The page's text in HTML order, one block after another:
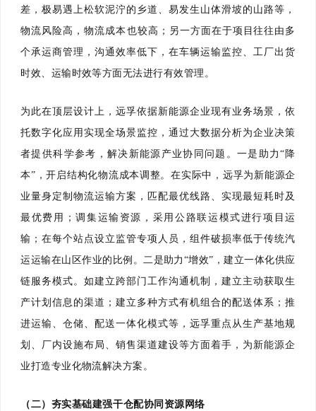
差，极易遇上松软泥泞的乡道、易发生山体滑坡的山路等，
物流风险高，物流成本也较高； 另一方面在于项目往往由多
个承运商管理，沟通效率低下，在车辆运输监控、工厂出货
时效、运输时效等方面无法进行有效管理。
为此在顶层设计上，远孚依据新能源企业现有业务场景，依
托数字化应用实现全场景监控，通过大数据分析为企业决策
者提供科学参考，解决新能源产业协同问题。一是助力“降
本”，开启结构化物流成本调整。在实际中，远孚为新能源企
业量身定制物流运输方案，匹配最优线路、实现最短耗时及
最优费用；调集运输资源，采用公路联运模式进行项目运
输；在每个站点设立监管专项人员，组件破损率低于传统汽
运运输在山区作业的比例。二是助力“增效”，建立一体化供应
链服务模式。如建立跨部门工作沟通机制，建立主动获取生
产计划信息的渠道；建立多种方式有机组合的配送体系；推
进运输、仓储、配送一体化模式等，远孚重点从生产基地规
划、厂内设施布局、销售渠道建设等方面着手，为新能源企
业打造专业化物流解决方案。
（二）夯实基础建强干仓配协同资源网络